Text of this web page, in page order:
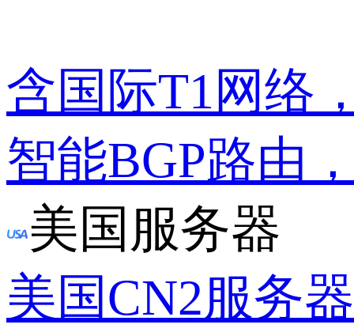
含国际T1网络
智能BGP路由
美国服务器
美国CN2服务器